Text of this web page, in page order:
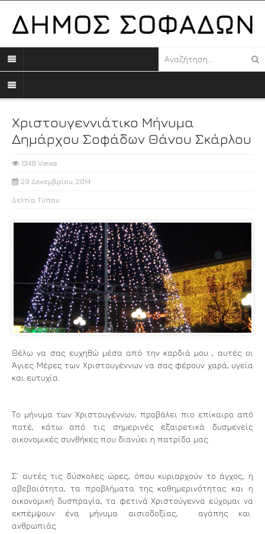
Χριστουγεννιάτικο Μήνυμα
Δημάρχου Σοφάδων Θάνου Σκάρλου
1349 Views
29 Δεκεμβρίου, 2014
Δελτία Τύπου
Θέλω να σας ευχηθώ μέσα από την καρδιά μου , αυτές οι
Άγιες Μέρες των Χριστουγέννων να σας φέρουν χαρά, υγεία
και ευτυχία.
Το μήνυμα των Χριστουγέννων, προβάλει πιο επίκαιρο από
ποτέ, κάτω από τις σημερινές εξαιρετικά δυσμενείς
οικονομικές συνθήκες που διανύει η πατρίδα μας.
Σ’ αυτές τις δύσκολες ώρες, όπου κυριαρχούν το άγχος, η
αβεβαιότητα, τα προβλήματα της καθημερινότητας και η
οικονομική δυσπραγία, τα φετινά Χριστούγεννα εύχομαι να
εκπέμψουν ένα μήνυμα αισιοδοξίας, αγάπης και
ανθρωπιάς.